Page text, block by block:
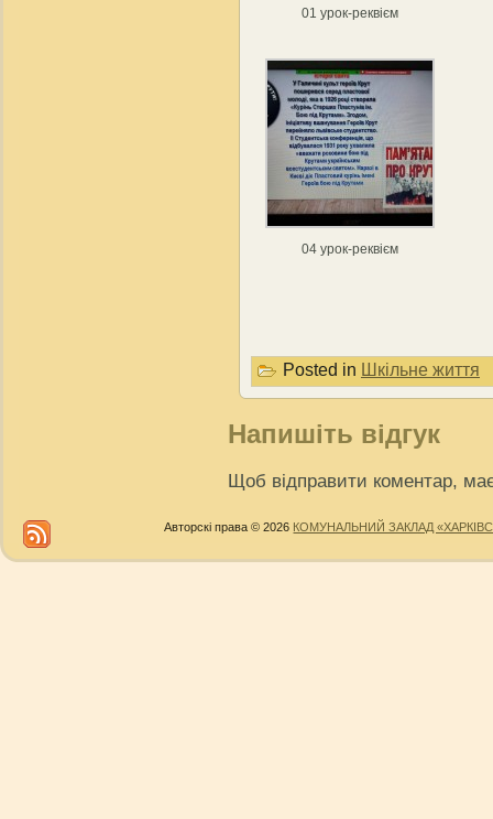
01 урок-реквієм
04 урок-реквієм
Posted in Шкільне життя
Напишіть відгук
Щоб відправити коментар,
Авторскі права © 2026 КОМУНАЛЬНИЙ ЗАКЛАД